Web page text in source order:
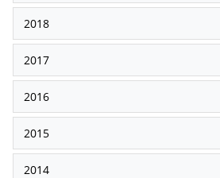
2018
2017
2016
2015
2014